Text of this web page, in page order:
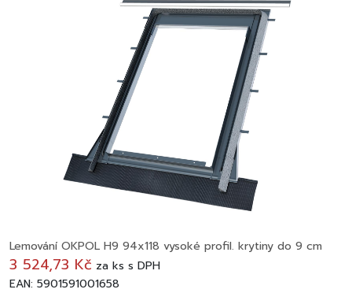
Lemování OKPOL H9 94x118 vysoké profil. krytiny do 9 cm
3 524,73 Kč za ks s DPH
EAN: 5901591001658